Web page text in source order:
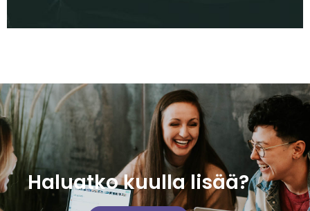
Haluatko kuulla lisää?